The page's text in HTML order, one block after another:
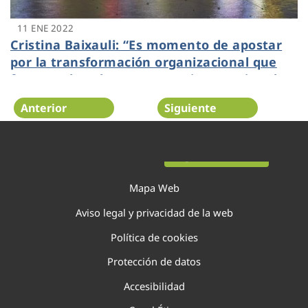
11 ENE 2022
Cristina Baixauli: “Es momento de apostar
por la transformación organizacional que
fomente la cultura corporativa y mejore la
gestión empresarial”
Anterior Siguiente
Mapa Web
Aviso legal y privacidad de la web
Política de cookies
Protección de datos
Accesibilidad